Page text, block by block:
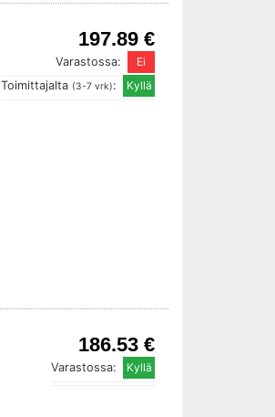
197.89 €
Varastossa:
Toimittajalta (3-7 vrk):
186.53 €
Varastossa: